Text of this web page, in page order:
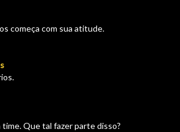
começa com sua atitude.
time. Que tal fazer parte disso?